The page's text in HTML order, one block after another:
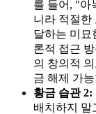
를 들어, "아
니라 적절한
달하는 미묘
론적 접근
의 창의적
금 해제 가
황금 습관
배치하지 말